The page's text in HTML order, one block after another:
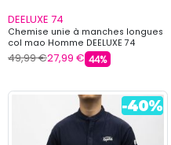
DEELUXE 74
Chemise unie à manches longues
col mao Homme DEELUXE 74
49,99 €27,99 € 44%